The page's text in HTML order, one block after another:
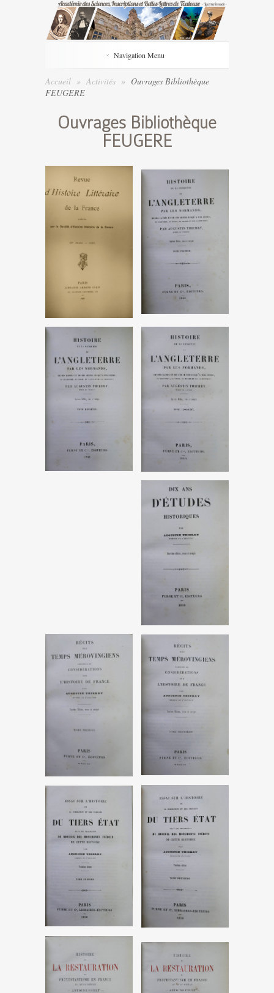
Navigation Menu
Accueil » Activités » Ouvrages Bibliothèque
FEUGERE
Ouvrages Bibliothèque
FEUGERE